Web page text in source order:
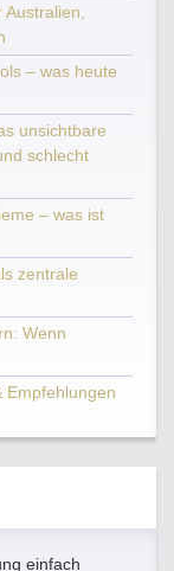
– was heute
unsichtbare
schlecht
– was ist
zentrale
Wenn
Empfehlungen
einfach